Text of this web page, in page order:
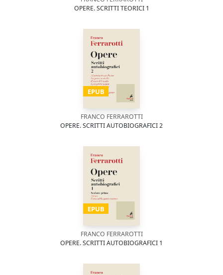
OPERE. SCRITTI TEORICI 1
EPUB
FRANCO FERRAROTTI
OPERE. SCRITTI AUTOBIOGRAFICI 2
EPUB
FRANCO FERRAROTTI
OPERE. SCRITTI AUTOBIOGRAFICI 1